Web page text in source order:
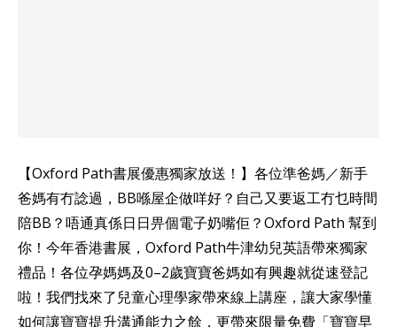
【Oxford Path書展優惠獨家放送！】各位準爸媽／新手
爸媽有冇諗過，BB喺屋企做咩好？自己又要返工冇乜時間
陪BB？唔通真係日日畀個電子奶嘴佢？Oxford Path 幫到
你！今年香港書展，Oxford Path牛津幼兒英語帶來獨家
禮品！各位孕媽媽及0–2歲寶寶爸媽如有興趣就從速登記
啦！我們找來了兒童心理學家帶來線上講座，讓大家學懂
如何讓寶寶提升溝通能力之餘，更帶來限量免費「寶寶早